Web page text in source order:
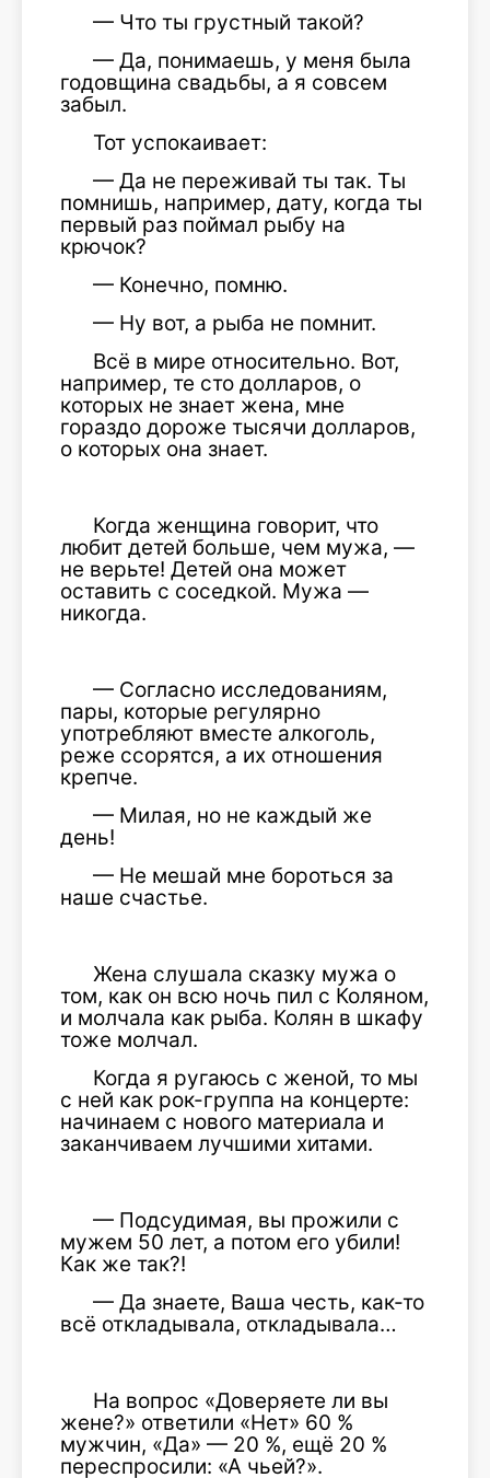
— Что ты грустный такой?
— Да, понимаешь, у меня была
годовщина свадьбы, а я совсем
забыл.
Тот успокаивает:
— Да не переживай ты так. Ты
помнишь, например, дату, когда ты
первый раз поймал рыбу на
крючок?
— Конечно, помню.
— Ну вот, а рыба не помнит.
Всё в мире относительно. Вот,
например, те сто долларов, о
которых не знает жена, мне
гораздо дороже тысячи долларов,
о которых она знает.
Когда женщина говорит, что
любит детей больше, чем мужа, —
не верьте! Детей она может
оставить с соседкой. Мужа —
никогда.
— Согласно исследованиям,
пары, которые регулярно
употребляют вместе алкоголь,
реже ссорятся, а их отношения
крепче.
— Милая, но не каждый же
день!
— Не мешай мне бороться за
наше счастье.
Жена слушала сказку мужа о
том, как он всю ночь пил с Коляном,
и молчала как рыба. Колян в шкафу
тоже молчал.
Когда я ругаюсь с женой, то мы
с ней как рок-группа на концерте:
начинаем с нового материала и
заканчиваем лучшими хитами.
— Подсудимая, вы прожили с
мужем 50 лет, а потом его убили!
Как же так?!
— Да знаете, Ваша честь, как-то
всё откладывала, откладывала…
На вопрос «Доверяете ли вы
жене?» ответили «Нет» 60 %
мужчин, «Да» — 20 %, ещё 20 %
переспросили: «А чьей?».